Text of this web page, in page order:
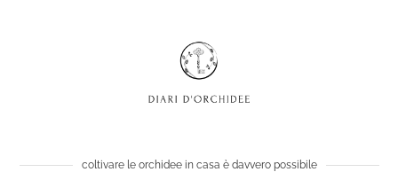
coltivare le orchidee in casa è davvero possibile